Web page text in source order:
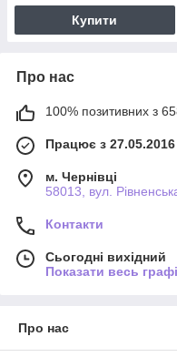
Купити
Про нас
100% позитивних з
Працює з 27.05.2016
м. Чернівці
58013, вул.
Контакти
Сьогодні вихідний
Показати весь
Про нас